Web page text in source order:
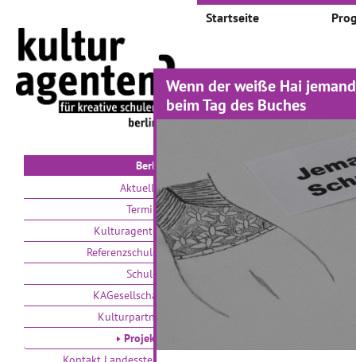
Wenn der weiße Hai
beim Tag des Buches
Berlin
Aktuelles
Termine
Kulturagenten
Referenzschulen
Schulen
KAGesellschaft
Kulturpartner
Projekte
Startseite
Projekte
In